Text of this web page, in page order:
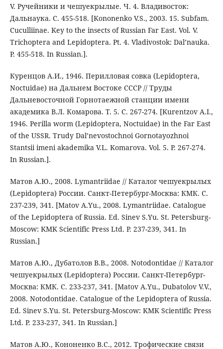
V. Ручейники и чешуекрылые. Ч. 4. Владивосток:
Дальнаука. С. 455-518. [Kononenko V.S., 2003. 15. Subfam.
Cuculliinae. Key to the insects of Russian Far East. Vol. V.
Trichoptera and Lepidoptera. Pt. 4. Vladivostok: Dal’nauka.
P. 455-518. In Russian.].
Куренцов А.И., 1946. Перилловая совка (Lepidoptera,
Noctuidae) на Дальнем Востоке СССР // Труды
Дальневосточной Горнотаежной станции имени
академика В.Л. Комарова. Т. 5. С. 267-274. [Kurentzov A.I.,
1946. Perilla worm (Lepidoptera, Noctuidae) in the Far East
of the USSR. Trudy Dal’nevostochnoi Gornotayozhnoi
Stantsii imeni akademika V.L. Komarova. Vol. 5. P. 267-274.
In Russian.].
Матов А.Ю., 2008. Lymantriidae // Каталог чешуекрылых
(Lepidoptera) России. Санкт-Петербург-Москва: КМК. С.
237-239, 341. [Matov A.Yu., 2008. Lymantriidae. Catalogue
of the Lepidoptera of Russia. Ed. Sinev S.Yu. St. Petersburg-
Moscow: KMK Scientific Press Ltd. P. 237-239, 341. In
Russian.]
Матов А.Ю., Дубатолов В.В., 2008. Notodontidae // Каталог
чешуекрылых (Lepidoptera) России. Санкт-Петербург-
Москва: КМК. С. 233-237, 341. [Matov A.Yu., Dubatolov V.V.,
2008. Notodontidae. Catalogue of the Lepidoptera of Russia.
Ed. Sinev S.Yu. St. Petersburg-Moscow: KMK Scientific Press
Ltd. P. 233-237, 341. In Russian.]
Матов А.Ю., Кононенко В.С., 2012. Трофические связи